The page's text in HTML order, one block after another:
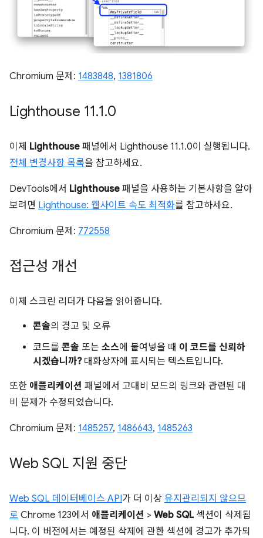
Chromium 문제: 1483848, 1381806
Lighthouse 11.1.0
이제 Lighthouse 패널에서 Lighthouse 11.1.0이 실행됩니다.
전체 변경사항 목록을 참고하세요.
DevTools에서 Lighthouse 패널을 사용하는 기본사항을 알아
보려면 Lighthouse: 웹사이트 속도 최적화를 참고하세요.
Chromium 문제: 772558
접근성 개선
이제 스크린 리더가 다음을 읽어줍니다.
콘솔의 경고 및 오류
코드를 콘솔 또는 소스에 붙여넣을 때 이 코드를 신뢰하
시겠습니까?대화상자에 표시되는 텍스트입니다.
또한 애플리케이션 패널에서 고대비 모드의 링크와 관련된 대
비 문제가 수정되었습니다.
Chromium 문제: 1485257, 1486643, 1485263
Web SQL 지원 중단
Web SQL 데이터베이스 API가 더 이상 유지관리되지 않으므
로 Chrome 123에서 애플리케이션 > Web SQL섹션이 삭제됩
니다. 이 버전에서는 예정된 삭제에 관한 섹션에 경고가 추가되